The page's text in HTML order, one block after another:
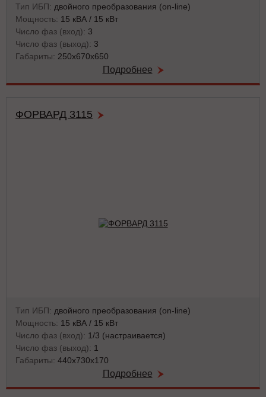
Тип ИБП: двойного преобразования (on-line)
Мощность: 15 кВА / 15 кВт
Число фаз (вход): 3
Число фаз (выход): 3
Габариты: 250x670x650
Подробнее
ФОРВАРД 3115
Тип ИБП: двойного преобразования (on-line)
Мощность: 15 кВА / 15 кВт
Число фаз (вход): 1/3 (настраивается)
Число фаз (выход): 1
Габариты: 440х730х170
Подробнее